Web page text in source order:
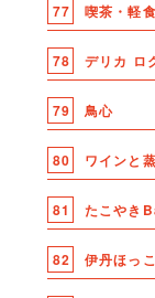
77 喫茶・軽
78 デリカ ロ
79 鳥心
80 ワインと
81 たこや
82 伊丹ほっ